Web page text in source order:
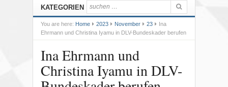
KATEGORIEN
You are here: Home 2023 November 23
Ina
Ehrmann und Christina Iyamu in DLV-Bundeskader berufen
Ina Ehrmann und
Christina Iyamu in DLV-